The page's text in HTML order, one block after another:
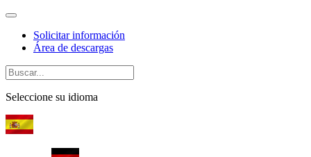
Solicitar información
Área de descargas
Seleccione su idioma